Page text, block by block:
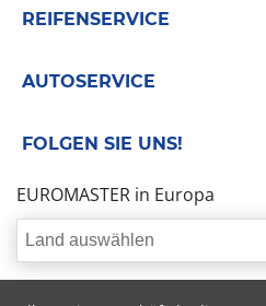
REIFENSERVICE
AUTOSERVICE
FOLGEN SIE UNS!
EUROMASTER in Europa
Land auswählen